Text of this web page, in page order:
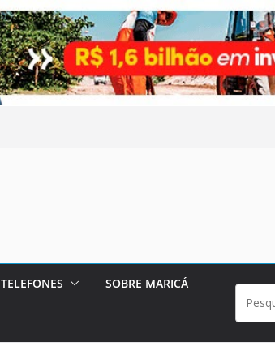
TELEFONES SOBRE MARICÁ